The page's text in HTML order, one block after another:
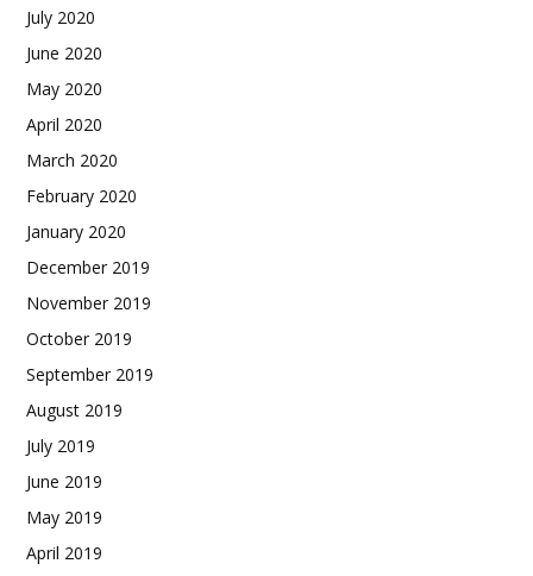
July 2020
June 2020
May 2020
April 2020
March 2020
February 2020
January 2020
December 2019
November 2019
October 2019
September 2019
August 2019
July 2019
June 2019
May 2019
April 2019